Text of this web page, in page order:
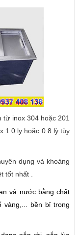
inox 304 hoặc 201
1.0 ly hoặc 0.8 lỳ tùy
dụng và khoảng
tốt nhất .
vả nước bằng chất
vàng,... bền bỉ trong